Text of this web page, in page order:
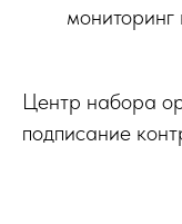
мониторинг
Центр набора
подписание